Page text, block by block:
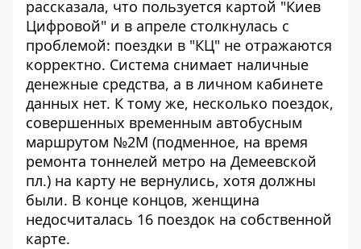
рассказала, что пользуется картой "Киев
Цифровой" и в апреле столкнулась с
проблемой: поездки в "КЦ" не отражаются
корректно. Система снимает наличные
денежные средства, а в личном кабинете
данных нет. К тому же, несколько поездок,
совершенных временным автобусным
маршрутом №2М (подменное, на время
ремонта тоннелей метро на Демеевской
пл.) на карту не вернулись, хотя должны
были. В конце концов, женщина
недосчиталась 16 поездок на собственной
карте.